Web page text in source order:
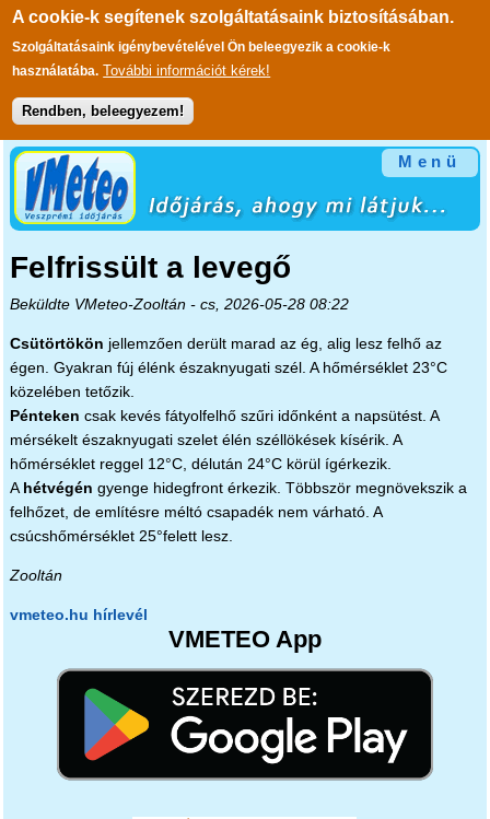
A cookie-k segítenek szolgáltatásaink biztosításában.
Szolgáltatásaink igénybevételével Ön beleegyezik a cookie-k
használatába. További információt kérek!
Rendben, beleegyezem!
Ugrás a tartalomra
Menü
Felfrissült a levegő
Beküldte VMeteo-Zooltán- cs, 2026-05-28 08:22
Csütörtökön jellemzően derült marad az ég, alig lesz felhő az
égen. Gyakran fúj élénk északnyugati szél. A hőmérséklet 23°C
közelében tetőzik.
Pénteken csak kevés fátyolfelhő szűri időnként a napsütést. A
mérsékelt északnyugati szelet élén széllökések kísérik. A
hőmérséklet reggel 12°C, délután 24°C körül ígérkezik.
A hétvégén gyenge hidegfront érkezik. Többször megnövekszik a
felhőzet, de említésre méltó csapadék nem várható. A
csúcshőmérséklet 25°felett lesz.
Zooltán
vmeteo.hu hírlevél
VMETEO App